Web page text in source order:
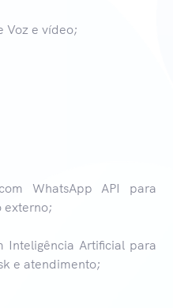
Voz e vídeo;
WhatsApp API para
externo;
Inteligência Artificial para
e atendimento;